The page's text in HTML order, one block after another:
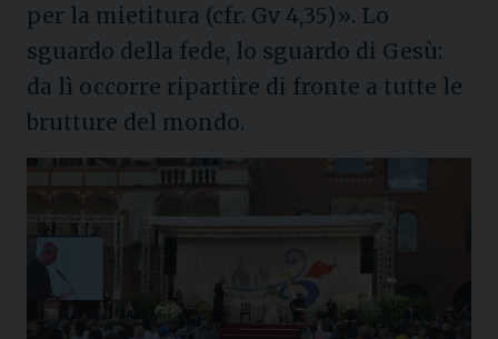
per la mietitura (cfr. Gv 4,35)». Lo
sguardo della fede, lo sguardo di Gesù:
da lì occorre ripartire di fronte a tutte le
brutture del mondo.